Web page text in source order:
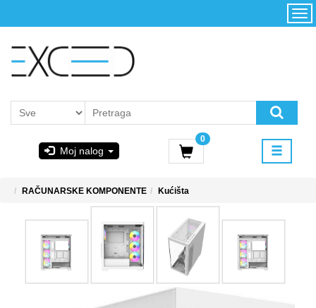
Moj nalog
0
Početna
korišćenja i
PoweredByAsus
MICROSOFT
RAČUNARSKE KOMPONENTE Kućišta